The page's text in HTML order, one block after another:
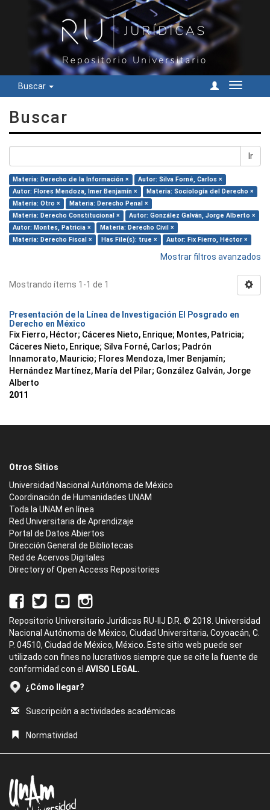
Buscar
Cambiar
Buscar
Ir
Materia: Derecho de la Información ×
Autor: Silva Forné, Carlos ×
Autor: Flores Mendoza, Imer Benjamín ×
Materia: Sociología del Derecho ×
Materia: Otro ×
Materia: Derecho Penal ×
Materia: Derecho Constitucional ×
Autor: González Galván, Jorge Alberto ×
Autor: Montes, Patricia ×
Materia: Derecho Civil ×
Materia: Derecho Fiscal ×
Has File(s): true × Autor: Fix Fierro, Héctor ×
Mostrar filtros avanzados
Mostrando ítems 1-1 de 1
Presentación de la Línea de Investigación El Posgrado en
Derecho en México
Fix Fierro, Héctor; Cáceres Nieto, Enrique; Montes, Patricia;
Cáceres Nieto, Enrique; Silva Forné, Carlos; Padrón
Innamorato, Mauricio; Flores Mendoza, Imer Benjamín;
Hernández Martínez, María del Pilar; González Galván, Jorge
Alberto
2011
Otros Sitios
Universidad Nacional Autónoma de México
Coordinación de Humanidades UNAM
Toda la UNAM en línea
Red Universitaria de Aprendizaje
Portal de Datos Abiertos
Dirección General de Bibliotecas
Red de Acervos Digitales
Directory of Open Access Repositories
Repositorio Universitario Jurídicas RU-IIJ D.R. © 2018. Universidad
Nacional Autónoma de México, Ciudad Universitaria, Coyoacán, C.
P. 04510, Ciudad de México, México. Este sitio web puede ser
utilizado con fines no lucrativos siempre que se cite la fuente de
conformidad con el AVISO LEGAL.
¿Cómo llegar?
Suscripción a actividades académicas
Normatividad